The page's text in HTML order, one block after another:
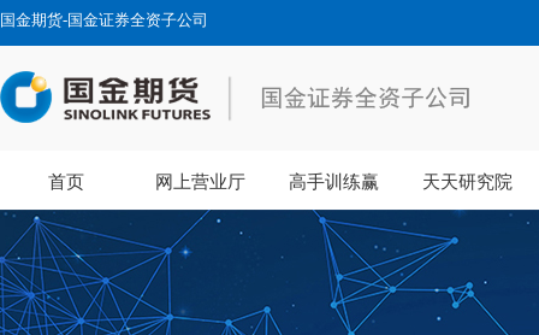
国金期货-国金证券全资子公司
首页 网上营业厅 高手训练赢 天天研究院